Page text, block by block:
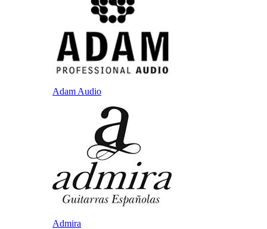
Adam Audio
Admira